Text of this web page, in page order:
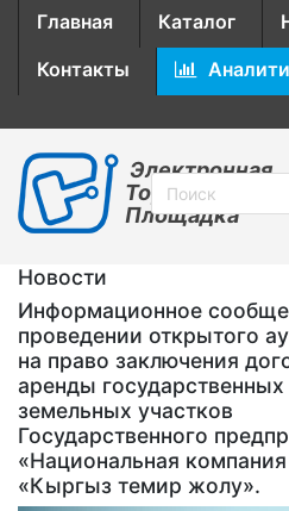
Главная Каталог
Контакты
Электронная
Торговая
Площадка
Новости
Информационное
проведении открытого
на право заключения
аренды государственных
земельных участков
Государственного
«Национальная компания
«Кыргыз темир жолу».